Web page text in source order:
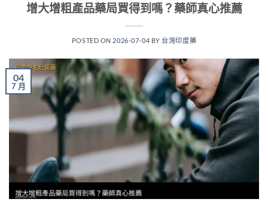
增大增粗產品藥局買得到嗎？藥師真心推薦
POSTED ON 2026-07-04 BY 台灣印度藥
04
7 月